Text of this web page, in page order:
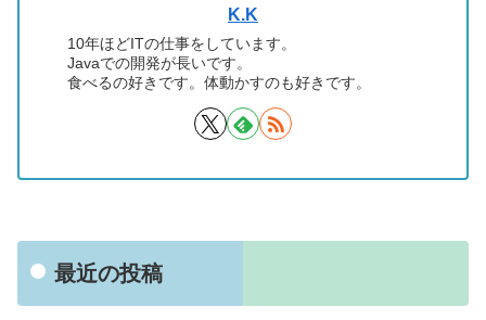
K.K
10年ほどITの仕事をしています。
Javaでの開発が長いです。
食べるの好きです。体動かすのも好きです。
最近の投稿